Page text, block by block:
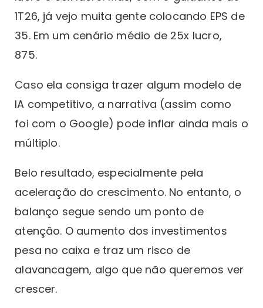
1T26, já vejo muita gente colocando EPS de
35. Em um cenário médio de 25x lucro,
875.
Caso ela consiga trazer algum modelo de
IA competitivo, a narrativa (assim como
foi com o Google) pode inflar ainda mais o
múltiplo.
Belo resultado, especialmente pela
aceleração do crescimento. No entanto, o
balanço segue sendo um ponto de
atenção. O aumento dos investimentos
pesa no caixa e traz um risco de
alavancagem, algo que não queremos ver
crescer.